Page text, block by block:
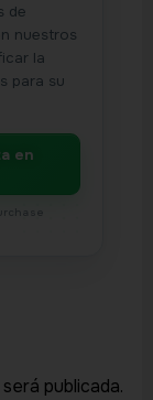
de
nuestros
la
para su
en
publicada.